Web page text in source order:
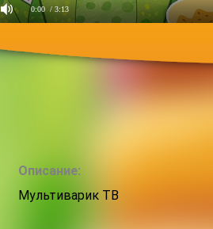
0:00 / 3:13
Описание:
Мультиварик ТВ